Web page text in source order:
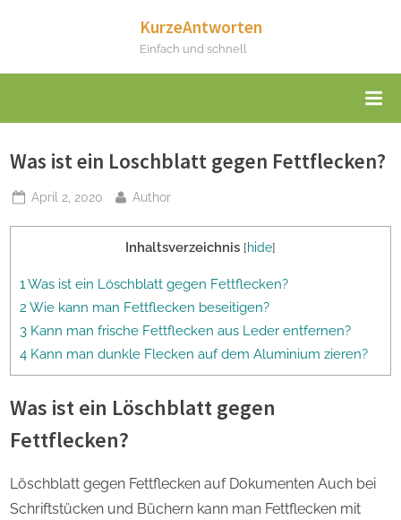
KurzeAntworten
Einfach und schnell
Was ist ein Loschblatt gegen Fettflecken?
Posted
April 2, 2020 By
Author
Inhaltsverzeichnis [hide]
1 Was ist ein Löschblatt gegen Fettflecken?
2 Wie kann man Fettflecken beseitigen?
3 Kann man frische Fettflecken aus Leder entfernen?
4 Kann man dunkle Flecken auf dem Aluminium zieren?
Was ist ein Löschblatt gegen
Fettflecken?
Löschblatt gegen Fettflecken auf Dokumenten Auch bei
Schriftstücken und Büchern kann man Fettflecken mit